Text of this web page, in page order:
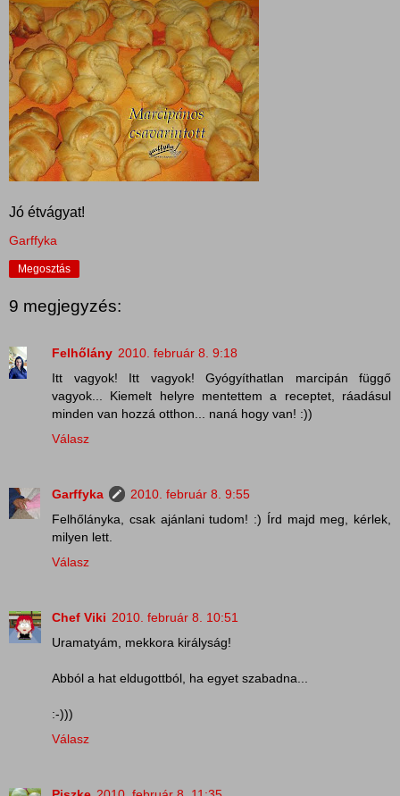
Jó étvágyat!
Garffyka
Megosztás
9 megjegyzés:
Felhőlány 2010. február 8. 9:18
Itt vagyok! Itt vagyok! Gyógyíthatlan marcipán függő
vagyok... Kiemelt helyre mentettem a receptet, ráadásul
minden van hozzá otthon... naná hogy van! :))
Válasz
Garffyka
2010. február 8. 9:55
Felhőlányka, csak ajánlani tudom! :) Írd majd meg, kérlek,
milyen lett.
Válasz
Chef Viki 2010. február 8. 10:51
Uramatyám, mekkora királyság!
Abból a hat eldugottból, ha egyet szabadna...
:-)))
Válasz